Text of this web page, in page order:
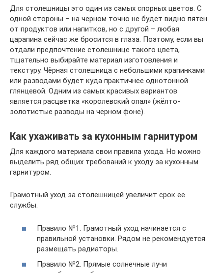
Для столешницы это один из самых спорных цветов. С
одной стороны – на чёрном точно не будет видно пятен
от продуктов или напитков, но с другой – любая
царапина сейчас же бросится в глаза. Поэтому, если вы
отдали предпочтение столешнице такого цвета,
тщательно выбирайте материал изготовления и
текстуру. Чёрная столешница с небольшими крапинками
или разводами будет куда практичнее однотонной
глянцевой. Одним из самых красивых вариантов
является расцветка «королевский опал» (жёлто-
золотистые разводы на чёрном фоне).
Как ухаживать за кухонным гарнитуром
Для каждого материала свои правила ухода. Но можно
выделить ряд общих требований к уходу за кухонным
гарнитуром.
Грамотный уход за столешницей увеличит срок ее
службы.
Правило №1. Грамотный уход начинается с
правильной установки. Рядом не рекомендуется
размещать радиаторы.
Правило №2. Прямые солнечные лучи